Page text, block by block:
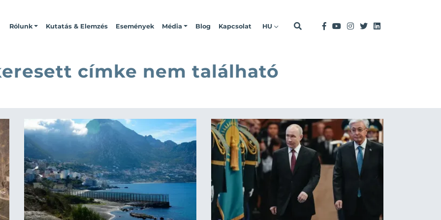
Rólunk Kutatás & Elemzés Események Média Blog Kapcsolat HU
címke nem található